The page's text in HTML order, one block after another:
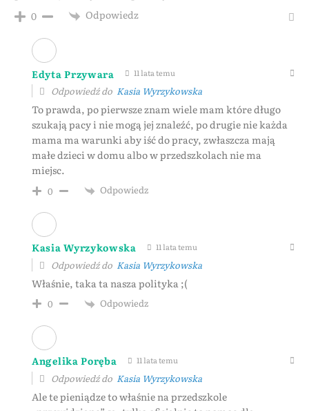
0 Odpowiedz
Edyta Przywara 11 lata temu
Odpowiedź do Kasia Wyrzykowska
To prawda, po pierwsze znam wiele mam które długo
szukają pacy i nie mogą jej znaleźć, po drugie nie każda
mama ma warunki aby iść do pracy, zwłaszcza mają
małe dzieci w domu albo w przedszkolach nie ma
miejsc.
0 Odpowiedz
Kasia Wyrzykowska 11 lata temu
Odpowiedź do Kasia Wyrzykowska
Właśnie, taka ta nasza polityka ;(
0 Odpowiedz
Angelika Poręba 11 lata temu
Odpowiedź do Kasia Wyrzykowska
Ale te pieniądze to właśnie na przedszkole